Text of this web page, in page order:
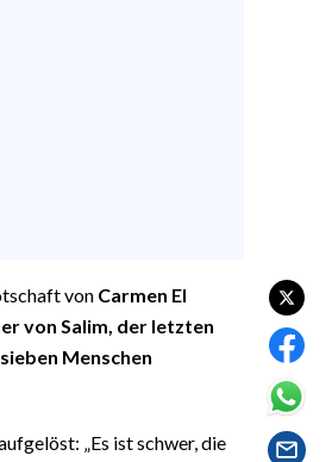
von Carmen El
von Salim, der letzten
Menschen
„Es ist schwer, die